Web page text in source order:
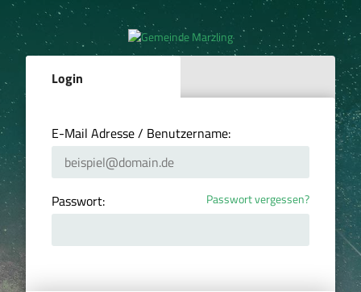
Login
E-Mail Adresse / Benutzername:
Passwort: Passwort vergessen?